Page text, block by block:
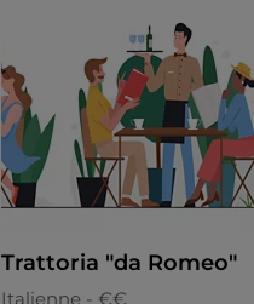
Trattoria "da Romeo"
Italienne - €€